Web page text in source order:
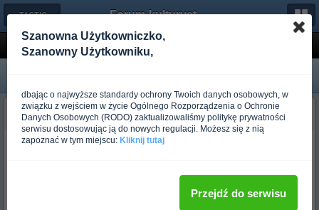
← TACTICAL GEAR Forum-kulturystyka.pl
Jak zrobic latarke ?
budo_warhead
Ponad rok temu
Sluchajcie czytalem ze jest paru ludzi tutaj co te sztuke znaja. Czy
Szanowna Użytkowniczko,
Szanowny Użytkowniku,
dbając o najwyższe standardy ochrony Twoich danych osobowych, w
związku z wejściem w życie Ogólnego Rozporządzenia o Ochronie
Danych Osobowych (RODO) zaktualizowaliśmy politykę prywatności
serwisu dostosowując ją do nowych regulacji. Możesz się z nią
zapoznać w tym miejscu: Kliknij tutaj
Przejdź do serwisu